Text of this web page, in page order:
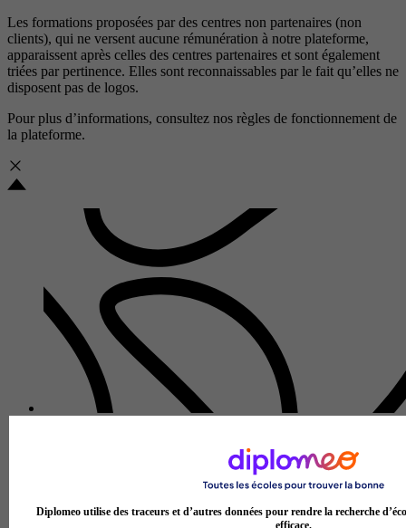
Les formations proposées par des centres non partenaires (non
clients), qui ne versent aucune rémunération à notre plateforme,
apparaissent après celles des centres partenaires et sont également
triées par pertinence. Elles sont reconnaissables par le fait qu’elles ne
disposent pas de logos.
Pour plus d’informations, consultez nos règles de fonctionnement de
la plateforme.
Diplomeo utilise des traceurs et d’autres données pour rendre la recherche
efficace.